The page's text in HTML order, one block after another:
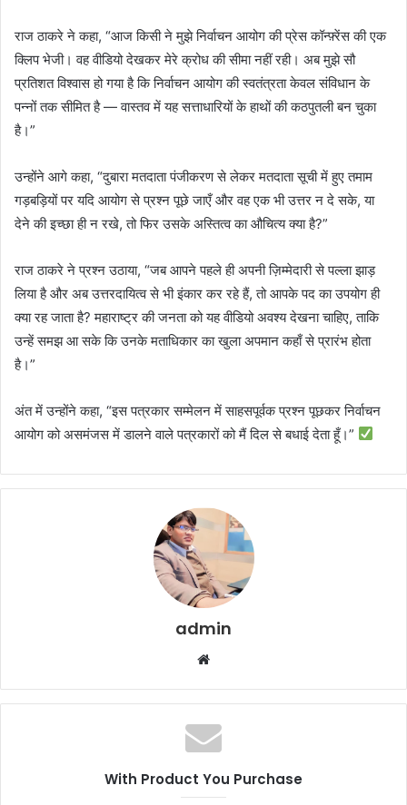
राज ठाकरे ने कहा, “आज किसी ने मुझे निर्वाचन आयोग की प्रेस कॉन्फ़्रेंस की एक
क्लिप भेजी। वह वीडियो देखकर मेरे क्रोध की सीमा नहीं रही। अब मुझे सौ
प्रतिशत विश्वास हो गया है कि निर्वाचन आयोग की स्वतंत्रता केवल संविधान के
पन्नों तक सीमित है — वास्तव में यह सत्ताधारियों के हाथों की कठपुतली बन चुका
है।”
उन्होंने आगे कहा, “दुबारा मतदाता पंजीकरण से लेकर मतदाता सूची में हुए तमाम
गड़बड़ियों पर यदि आयोग से प्रश्न पूछे जाएँ और वह एक भी उत्तर न दे सके, या
देने की इच्छा ही न रखे, तो फिर उसके अस्तित्व का औचित्य क्या है?”
राज ठाकरे ने प्रश्न उठाया, “जब आपने पहले ही अपनी ज़िम्मेदारी से पल्ला झाड़
लिया है और अब उत्तरदायित्व से भी इंकार कर रहे हैं, तो आपके पद का उपयोग ही
क्या रह जाता है? महाराष्ट्र की जनता को यह वीडियो अवश्य देखना चाहिए, ताकि
उन्हें समझ आ सके कि उनके मताधिकार का खुला अपमान कहाँ से प्रारंभ होता
है।”
अंत में उन्होंने कहा, “इस पत्रकार सम्मेलन में साहसपूर्वक प्रश्न पूछकर निर्वाचन
आयोग को असमंजस में डालने वाले पत्रकारों को मैं दिल से बधाई देता हूँ।”
admin
Website
With Product You Purchase